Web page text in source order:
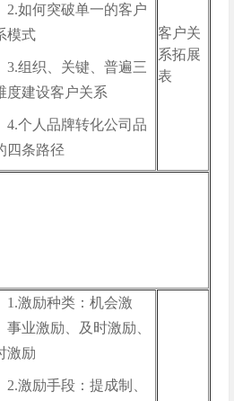
2.如何突破单一的客户
模式
3.组织、关键、普遍三
度建设客户关系
4.个人品牌转化公司品
四条路径
客户关
系拓展
表
1.激励种类：机会激
事业激励、及时激励、
激励
2.激励手段：提成制、